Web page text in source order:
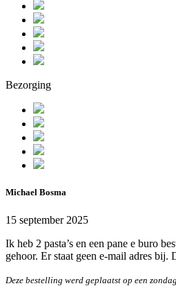
Bezorging
Michael Bosma
15 september 2025
Ik heb 2 pasta’s en een pane e buro
gehoor. Er staat geen e-mail adres
Deze bestelling werd geplaatst op een